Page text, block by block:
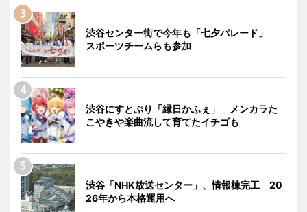
渋谷センター街で今年も「七夕パレード」
スポーツチームらも参加
渋谷にすとぷり「縁日かふぇ」 メンカラた
こやきや楽曲流して育てたイチゴも
渋谷「NHK放送センター」、情報棟完工 20
26年から本格運用へ